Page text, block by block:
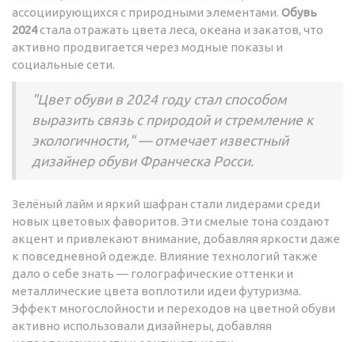
ассоциирующихся с природными элементами. Обувь
2024стала отражать цвета леса, океана и закатов, что
активно продвигается через модные показы и
социальные сети.
"Цвет обуви в 2024 году стал способом
выразить связь с природой и стремление к
экологичности," — отмечает известный
дизайнер обуви Франческа Росси.
Зелёный лайм и яркий шафран стали лидерами среди
новых цветовых фаворитов. Эти смелые тона создают
акцент и привлекают внимание, добавляя яркости даже
к повседневной одежде. Влияние технологий также
дало о себе знать — голографические оттенки и
металлические цвета воплотили идеи футуризма.
Эффект многослойности и переходов на цветной обуви
активно использовали дизайнеры, добавляя